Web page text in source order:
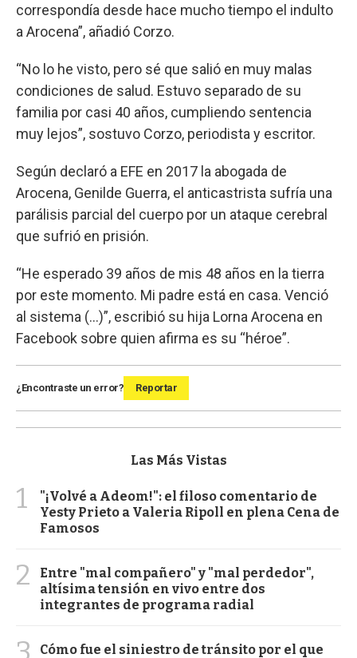
correspondía desde hace mucho tiempo el indulto
a Arocena”, añadió Corzo.
“No lo he visto, pero sé que salió en muy malas
condiciones de salud. Estuvo separado de su
familia por casi 40 años, cumpliendo sentencia
muy lejos”, sostuvo Corzo, periodista y escritor.
Según declaró a EFE en 2017 la abogada de
Arocena, Genilde Guerra, el anticastrista sufría una
parálisis parcial del cuerpo por un ataque cerebral
que sufrió en prisión.
“He esperado 39 años de mis 48 años en la tierra
por este momento. Mi padre está en casa. Venció
al sistema (...)”, escribió su hija Lorna Arocena en
Facebook sobre quien afirma es su “héroe”.
¿Encontraste un error? Reportar
Las Más Vistas
1
"¡Volvé a Adeom!": el filoso comentario de
Yesty Prieto a Valeria Ripoll en plena Cena de
Famosos
2
Entre "mal compañero" y "mal perdedor",
altísima tensión en vivo entre dos
integrantes de programa radial
Cómo fue el siniestro de tránsito por el que